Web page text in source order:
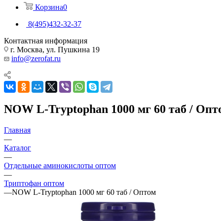
Корзина0
8(495)432-32-37
Контактная информация
г. Москва, ул. Пушкина 19
info@zerofat.ru
NOW L-Tryptophan 1000 мг 60 таб /
Главная
—
Каталог
—
Отдельные аминокислоты оптом
—
Триптофан оптом
—NOW L-Tryptophan 1000 мг 60 таб / Оптом